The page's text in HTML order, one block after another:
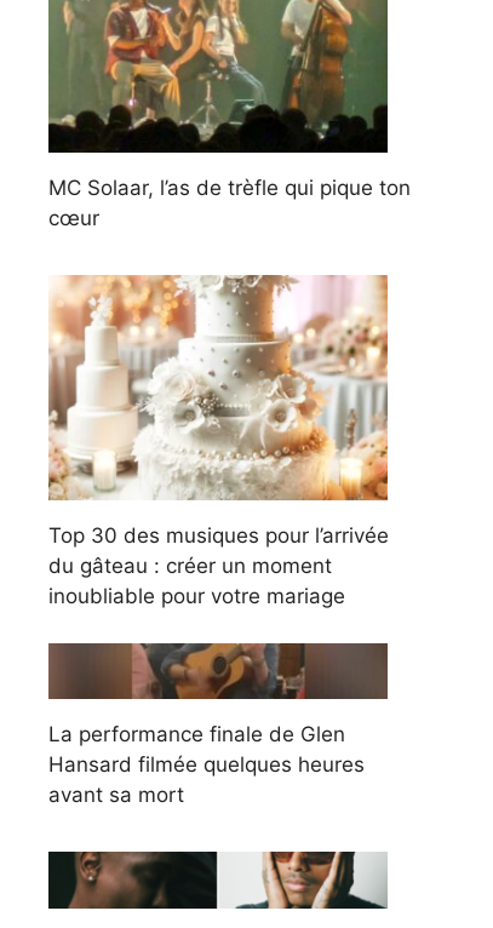
MC Solaar, l’as de trèfle qui pique ton
cœur
Top 30 des musiques pour l’arrivée
du gâteau : créer un moment
inoubliable pour votre mariage
La performance finale de Glen
Hansard filmée quelques heures
avant sa mort